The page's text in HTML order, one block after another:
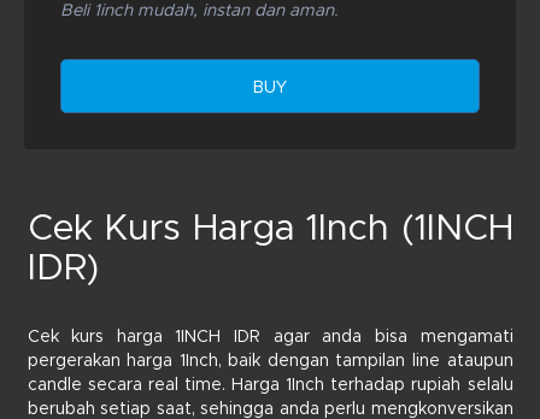
Beli 1inch mudah, instan dan aman.
BUY
Cek Kurs Harga 1Inch (1INCH
IDR)
Cek kurs harga 1INCH IDR agar anda bisa mengamati
pergerakan harga 1Inch, baik dengan tampilan line ataupun
candle secara real time. Harga 1Inch terhadap rupiah selalu
berubah setiap saat, sehingga anda perlu mengkonversikan